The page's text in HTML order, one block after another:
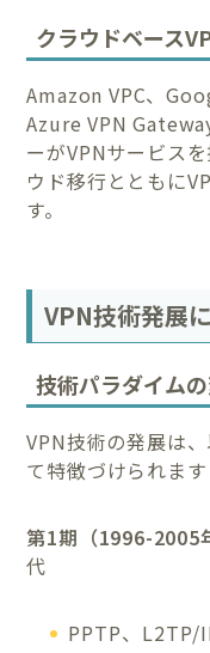
クラウドベース
Amazon VPC、
Azure VPN
ーがVPNサービス
ウド移行とともに
す。
VPN技術発展
技術パラダイム
VPN技術の発展は
て特徴づけられます
第1期（1996-2005
代
PPTP、L2TP/